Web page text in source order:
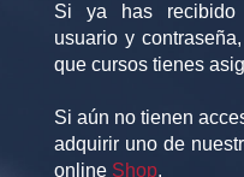
Si ya has recibido
usuario y
que cursos tienes
Si aún no tienen
adquirir uno de
online Shop.